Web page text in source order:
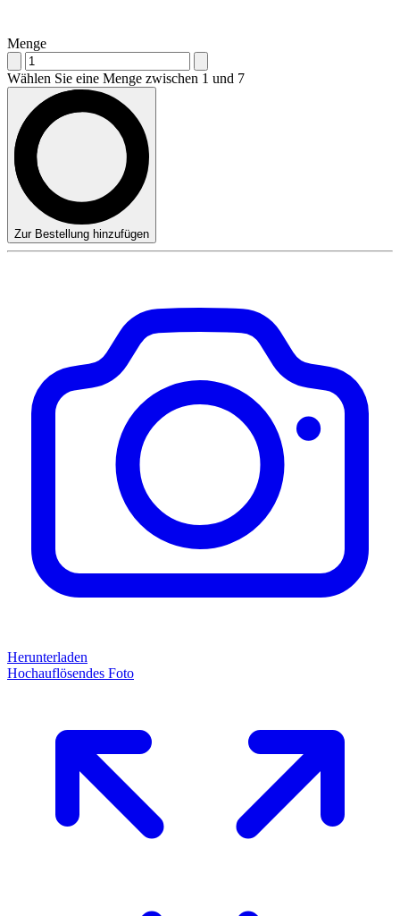
Menge
Wählen Sie eine Menge zwischen 1 und 7
Zur Bestellung hinzufügen
Herunterladen
Hochauflösendes Foto